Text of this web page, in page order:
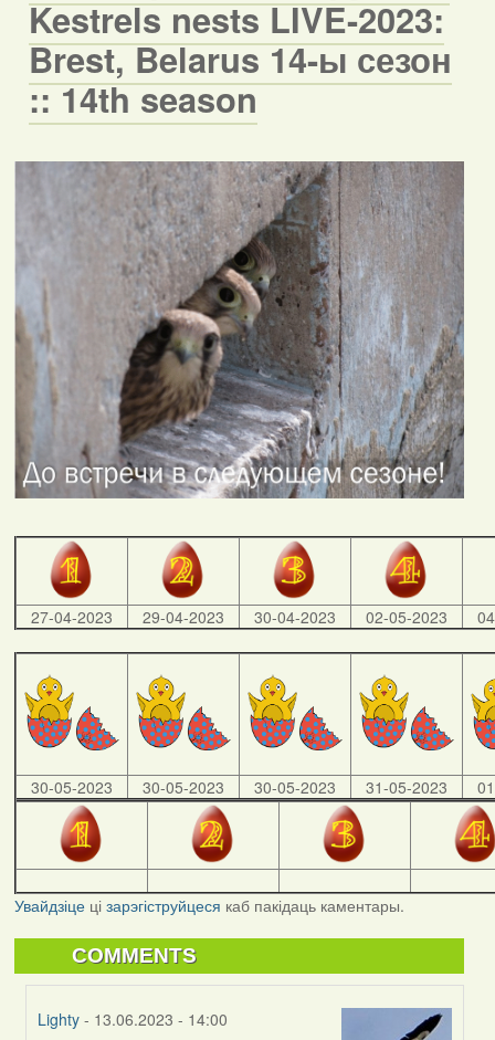
Kestrels nests LIVE-2023:
Brest, Belarus 14-ы сезон
:: 14th season
27-04-2023 29-04-2023 30-04-2023 02-05-2023
30-05-2023 30-05-2023 30-05-2023 31-05-2023
Увайдзіцеці зарэгіструйцеся каб пакідаць каментары.
COMMENTS
Lighty - 13.06.2023 - 14:00